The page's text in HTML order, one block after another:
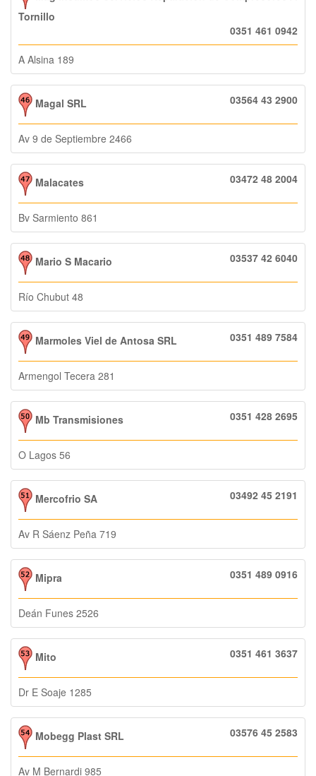
Tornillo
0351 461 0942
A Alsina 189
Magal SRL 03564 43 2900
Av 9 de Septiembre 2466
Malacates 03472 48 2004
Bv Sarmiento 861
Mario S Macario 03537 42 6040
Río Chubut 48
Marmoles Viel de Antosa SRL 0351 489 7584
Armengol Tecera 281
Mb Transmisiones 0351 428 2695
O Lagos 56
Mercofrio SA 03492 45 2191
Av R Sáenz Peña 719
Mipra 0351 489 0916
Deán Funes 2526
Mito 0351 461 3637
Dr E Soaje 1285
Mobegg Plast SRL 03576 45 2583
Av M Bernardi 985